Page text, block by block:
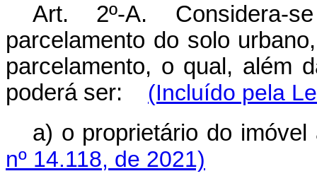
Art. 2º-A. Considera-
parcelamento do solo
parcelamento, o qual, além
poderá ser: (Incluído pela
a) o proprietário do
nº 14.118, de 2021)